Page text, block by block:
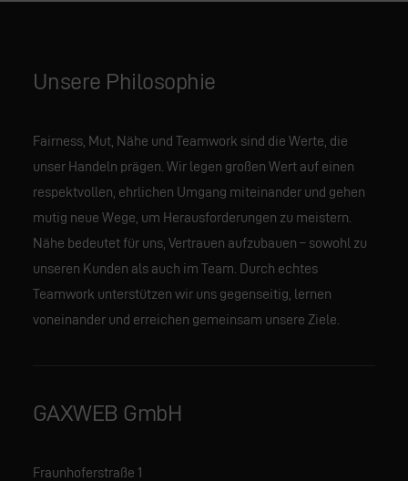
Unsere Philosophie
Fairness, Mut, Nähe und Teamwork sind die Werte, die
unser Handeln prägen. Wir legen großen Wert auf einen
respektvollen, ehrlichen Umgang miteinander und gehen
mutig neue Wege, um Herausforderungen zu meistern.
Nähe bedeutet für uns, Vertrauen aufzubauen – sowohl zu
unseren Kunden als auch im Team. Durch echtes
Teamwork unterstützen wir uns gegenseitig, lernen
voneinander und erreichen gemeinsam unsere Ziele.
GAXWEB GmbH
Fraunhoferstraße 1